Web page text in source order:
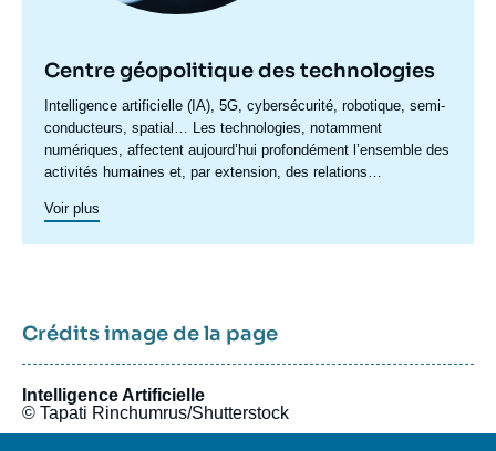
Centre géopolitique des technologies
Accroche
centre
Intelligence artificielle (IA), 5G, cybersécurité, robotique, semi-
conducteurs, spatial… Les technologies, notamment
numériques, affectent aujourd’hui profondément l’ensemble des
activités humaines et, par extension, des relations
économiques et sociaux qui en découlent se manifestent à des
lancé en 2020 le Centre géopolitique des technologies,
proposant une approche résolument européenne des enjeux
internationaux liés aux technologies dites critiques.
Voir plus
Crédits image de la page
Intelligence Artificielle
© Tapati Rinchumrus/Shutterstock